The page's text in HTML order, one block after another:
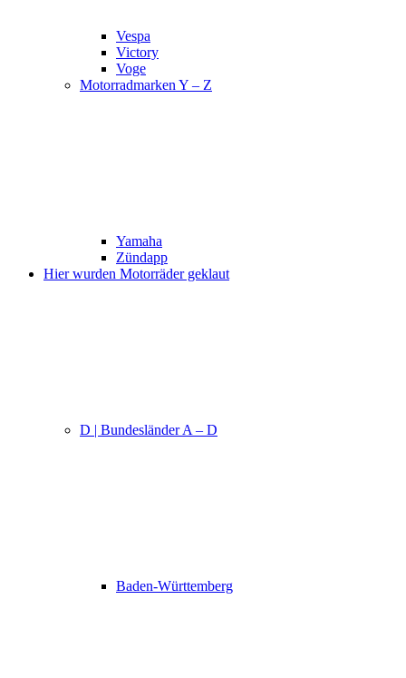
Vespa
Victory
Voge
Motorradmarken Y – Z
Yamaha
Zündapp
Hier wurden Motorräder geklaut
D | Bundesländer A – D
Baden-Württemberg